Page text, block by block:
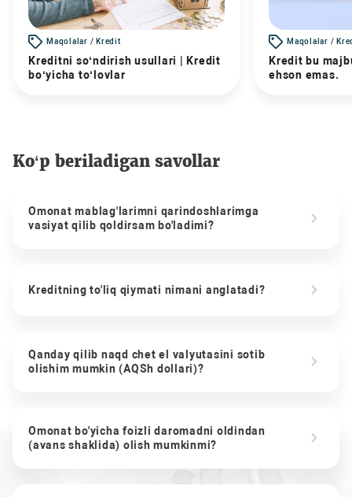
Maqolalar / Kredit
Kreditni so‘ndirish usullari | Kredit
bo‘yicha to‘lovlar
Maqolalar /
Kredit bu
ehson emas.
Ko‘p beriladigan savollar
Omonat mablag'larimni qarindoshlarimga
vasiyat qilib qoldirsam bo'ladimi?
Kreditning to'liq qiymati nimani anglatadi?
Qanday qilib naqd chet el valyutasini sotib
olishim mumkin (AQSh dollari)?
Omonat bo'yicha foizli daromadni oldindan
(avans shaklida) olish mumkinmi?